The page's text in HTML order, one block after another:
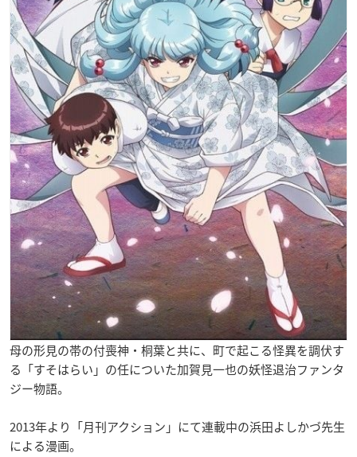
母の形見の帯の付喪神・桐葉と共に、町で起こる怪異を調伏す
る「すそはらい」の任についた加賀見一也の妖怪退治ファンタ
ジー物語。
2013年より「月刊アクション」にて連載中の浜田よしかづ先生
による漫画。